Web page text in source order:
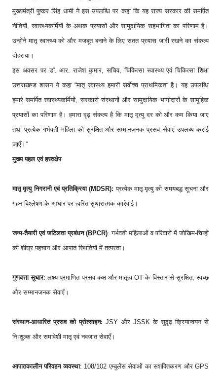
मुख्यमंत्री पुष्कर सिंह धामी ने इस उपलब्धि पर कहा कि यह राज्य सरकार की समर्पित
नीतियों, स्वास्थ्यकर्मियों के अथक प्रयासों और सामुदायिक सहभागिता का परिणाम है।
उन्होंने मातृ स्वास्थ्य को और मजबूत बनाने के लिए सतत प्रयास जारी रखने का संकल्प
दोहराया।
इस अवसर पर डॉ. आर. राजेश कुमार, सचिव, चिकित्सा स्वास्थ्य एवं चिकित्सा शिक्षा
उत्तराखण्ड शासन ने कहा “मातृ स्वास्थ्य हमारी सर्वोच्च प्राथमिकता है। यह उपलब्धि
हमारे समर्पित स्वास्थ्यकर्मियों, सरकारी संस्थानों और सामुदायिक भागीदारों के सामूहिक
प्रयासों का परिणाम है। हमारा दृढ़ संकल्प है कि मातृ मृत्यु दर को और कम किया जाए
तथा प्रत्येक गर्भवती महिला को सुरक्षित और सम्मानजनक प्रसव सेवाएं उपलब्ध कराई
जाएँ।”
मुख्य पहल एवं हस्तक्षेप
मातृ मृत्यु निगरानी एवं प्रतिक्रिया (MDSR): प्रत्येक मातृ मृत्यु की समयबद्ध सूचना और
गहन विश्लेषण के आधार पर त्वरित सुधारात्मक कार्रवाई।
जन्म-तैयारी एवं जटिलता प्रबंधन (BPCR): गर्भवती महिलाओं व परिवारों में जोखिम-चिन्हों
की शीघ्र पहचान और आपात स्थितियों में तत्परता।
गुणवत्ता सुधार: लक्ष्य-प्रमाणित प्रसव कक्ष और मातृत्व OT के विस्तार से सुरक्षित, स्वच्छ
और सम्मानजनक सेवाएँ।
संस्थान-आधारित प्रसव को प्रोत्साहन: JSY और JSSK के सुदृढ़ क्रियान्वयन से
निःशुल्क और समावेशी मातृ एवं नवजात सेवाएँ।
आपातकालीन परिवहन व्यवस्था: 108/102 एम्बुलेंस सेवाओं का सशक्तिकरण और GPS